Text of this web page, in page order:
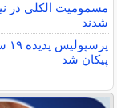
شدند
پیکان شد